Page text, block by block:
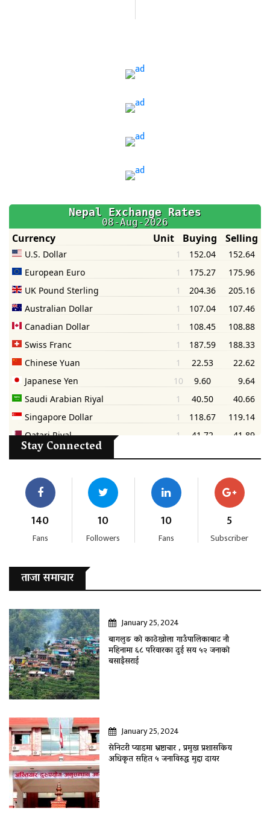
Stay Connected
140
Fans
10
Followers
10
Fans
5
Subscriber
ताजा समाचार
January 25, 2024
बागलुङ काे काठेखोला गाउँपालिकाबाट नौ
महिनामा ६८ परिवारका दुई सय ५२ जनाकाे
बसाइँसराई
January 25, 2024
सेनिटरी प्याडमा भ्रष्टाचार , प्रमुख प्रशासकिय
अधिकृत सहित ५ जनाविरुद्ध मुद्दा दायर